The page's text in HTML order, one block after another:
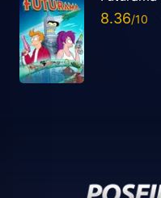
8.36